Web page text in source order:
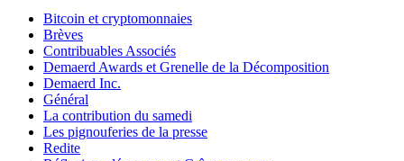
Bitcoin et cryptomonnaies
Brèves
Contribuables Associés
Demaerd Awards et Grenelle de la Décomposition
Demaerd Inc.
Général
La contribution du samedi
Les pignouferies de la presse
Redite